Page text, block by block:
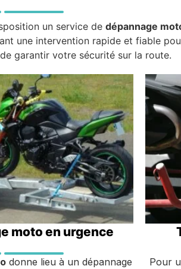
un service de dépannage
une intervention rapide et fiable
garantir votre sécurité sur la route.
moto en urgence
donne lieu à un dépannage
Pour